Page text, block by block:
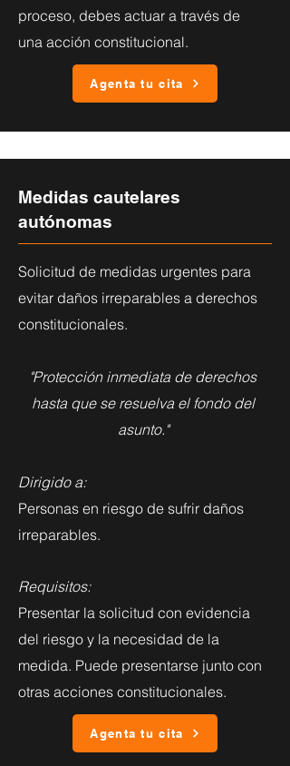
proceso, debes actuar a través de
una acción constitucional.
Agenta tu cita
Medidas cautelares
autónomas
Solicitud de medidas urgentes para
evitar daños irreparables a derechos
constitucionales.
"Protección inmediata de derechos
hasta que se resuelva el fondo del
asunto."
Dirigido a:
Personas en riesgo de sufrir daños
irreparables.
Requisitos:
Presentar la solicitud con evidencia
del riesgo y la necesidad de la
medida. Puede presentarse junto con
otras acciones constitucionales.
Agenta tu cita